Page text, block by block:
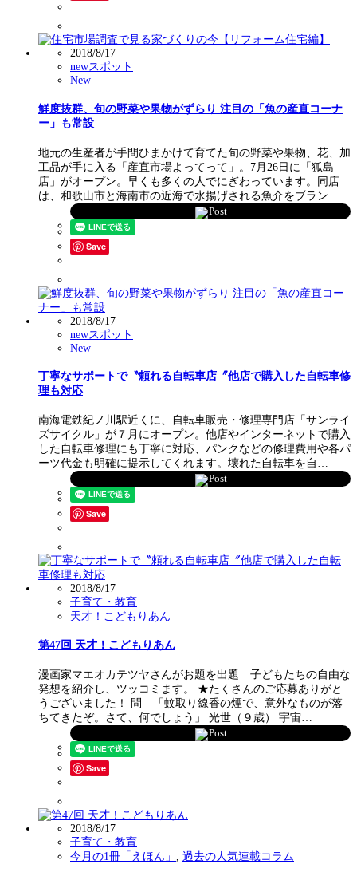
2018/8/17
newスポット
New
鮮度抜群、旬の野菜や果物がずらり 注目の「魚の産直コーナ
ー」も常設
地元の生産者が手間ひまかけて育てた旬の野菜や果物、花、加
工品が手に入る「産直市場よってって」。7月26日に「狐島
店」がオープン。早くも多くの人でにぎわっています。同店
は、和歌山市と海南市の近海で水揚げされる魚介をブラン…
Post
Save
2018/8/17
newスポット
New
丁寧なサポートで〝頼れる自転車店〞他店で購入した自転車修
理も対応
南海電鉄紀ノ川駅近くに、自転車販売・修理専門店「サンライ
ズサイクル」が７月にオープン。他店やインターネットで購入
した自転車修理にも丁寧に対応、パンクなどの修理費用や各パ
ーツ代金も明確に提示してくれます。壊れた自転車を自…
Post
Save
2018/8/17
子育て・教育
天才！こどもりあん
第47回 天才！こどもりあん
漫画家マエオカテツヤさんがお題を出題 子どもたちの自由な
発想を紹介し、ツッコミます。 ★たくさんのご応募ありがと
うございました！ 問 「蚊取り線香の煙で、意外なものが落
ちてきたぞ。さて、何でしょう」 光世（９歳） 宇宙…
Post
Save
2018/8/17
子育て・教育
今月の1冊「えほん」 , 過去の人気連載コラム